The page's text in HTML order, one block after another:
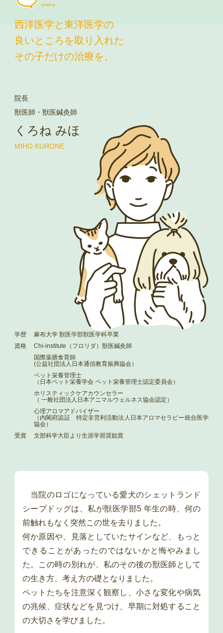
greeting
西洋医学と東洋医学の
良いところを取り入れた
その子だけの治療を。
院長
獣医師・獣医鍼灸師
くろね みほ
MIHO KURONE
学歴
麻布大学 獣医学部獣医学科卒業
資格
Chi-institute（フロリダ）獣医鍼灸師
国際薬膳食育師
(公益社団法人日本通信教育振興協会）
ペット栄養管理士
（日本ペット栄養学会 ペット栄養管理士認定委員会）
ホリスティックケアカウンセラー
（ 一般社団法人日本アニマルウェルネス協会認定）
心理アロマアドバイザー
（内閣府認証 特定非営利活動法人日本アロマセラピー統合医学
協会）
受賞
文部科学大臣より生涯学習奨励賞
当院のロゴになっている愛犬のシェットランド
シープドッグは、私が獣医学部5 年生の時、何の
前触れもなく突然この世を去りました。
何か原因や、見落としていたサインなど、もっと
できることがあったのではないかと悔やみまし
た。この時の別れが、私のその後の獣医師として
の生き方、考え方の礎となりました。
ペットたちを注意深く観察し、小さな変化や病気
の兆候、症状などを見つけ、早期に対処すること
の大切さを学びました。